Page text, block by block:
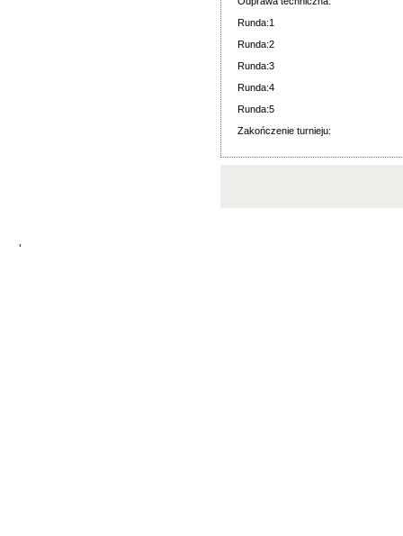
Runda:1
Runda:2
Runda:3
Runda:4
Runda:5
Zakończenie turnieju:
'